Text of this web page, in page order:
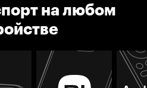
на любом